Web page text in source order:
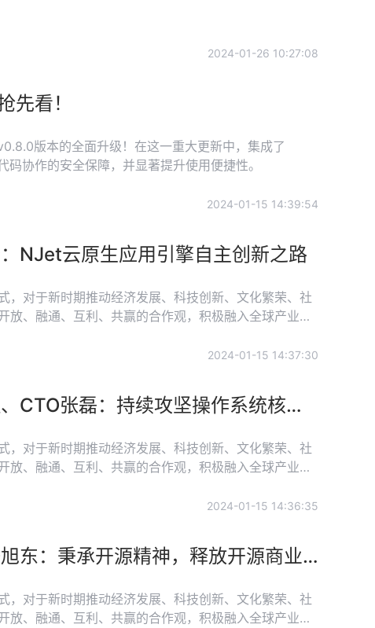
2024-01-26 10:27:08
看！
版本的全面升级！在这一重大更新中，集成了
协作的安全保障，并显著提升使用便捷性。
2024-01-15 14:39:54
NJet云原生应用引擎自主创新之路
，对于新时期推动经济发展、科技创新、文化繁荣、社
、融通、互利、共赢的合作观，积极融入全球产业链
源和开发者对中国技术创新发展的贡献和意义。开放原
源技术和开发者的见解和实践经验。
2024-01-15 14:37:30
开源发展与开发者专题 | 统信软件高级副总经理、CTO张磊：持续攻坚操作系统核心技术，服务广阔的数字化时代
，对于新时期推动经济发展、科技创新、文化繁荣、社
、融通、互利、共赢的合作观，积极融入全球产业链
源和开发者对中国技术创新发展的贡献和意义。开放原
源技术和开发者的见解和实践经验。
2024-01-15 14:36:35
开源发展与开发者专题 | 华为首席开源联络官任旭东：秉承开源精神，释放开源商业与社会价值
，对于新时期推动经济发展、科技创新、文化繁荣、社
、融通、互利、共赢的合作观，积极融入全球产业链